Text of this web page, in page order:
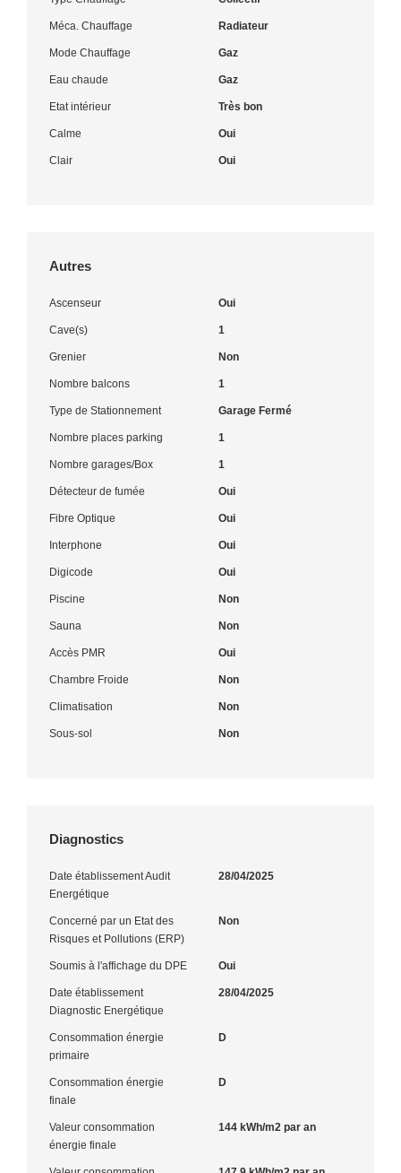
Méca. Chauffage Radiateur
Mode Chauffage Gaz
Eau chaude Gaz
Etat intérieur Très bon
Calme Oui
Clair Oui
Autres
Ascenseur Oui
Cave(s) 1
Grenier Non
Nombre balcons 1
Type de Stationnement Garage Fermé
Nombre places parking 1
Nombre garages/Box 1
Détecteur de fumée Oui
Fibre Optique Oui
Interphone Oui
Digicode Oui
Piscine Non
Sauna Non
Accès PMR Oui
Chambre Froide Non
Climatisation Non
Sous-sol Non
Diagnostics
Date établissement Audit
Energétique
28/04/2025
Concerné par un Etat des
Risques et Pollutions (ERP)
Non
Soumis à l'affichage du DPE Oui
Date établissement
Diagnostic Energétique
28/04/2025
Consommation énergie
primaire
D
Consommation énergie
finale
D
Valeur consommation
énergie finale
144 kWh/m2 par an